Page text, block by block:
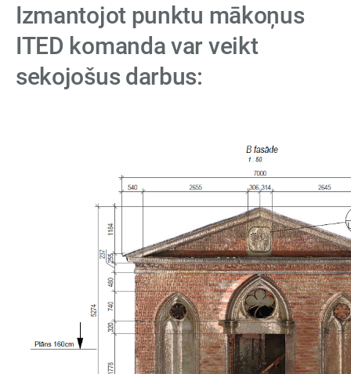
Izmantojot punktu mākoņus
ITED komanda var veikt
sekojošus darbus: